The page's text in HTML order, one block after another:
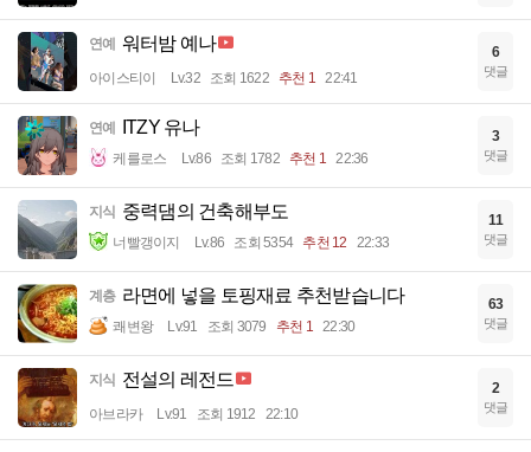
연예 워터밤 예나
아이스티이 Lv.32 조회 1622 추천 1 22:41
6
댓글
연예 ITZY 유나
케를로스 Lv.86 조회 1782 추천 1 22:36
3
댓글
지식 중력댐의 건축해부도
너빨갱이지 Lv.86 조회 5354 추천 12 22:33
11
댓글
계층 라면에 넣을 토핑재료 추천받습니다
쾌변왕 Lv.91 조회 3079 추천 1 22:30
63
댓글
지식 전설의 레전드
아브라카 Lv.91 조회 1912 22:10
2
댓글